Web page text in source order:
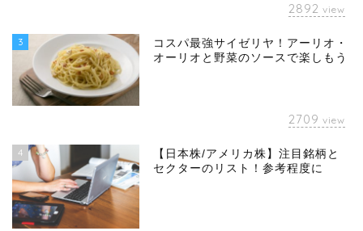
2892 view
3
コスパ最強サイゼリヤ！アーリオ・
オーリオと野菜のソースで楽しもう
2709 view
4
【日本株/アメリカ株】注目銘柄と
セクターのリスト！参考程度に